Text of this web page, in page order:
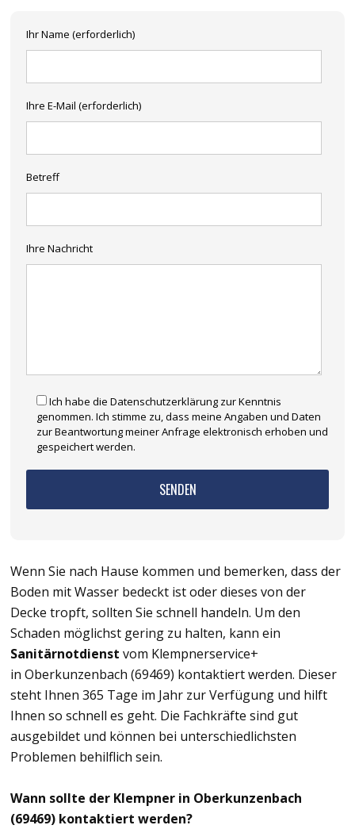
Ihr Name (erforderlich)
Ihre E-Mail (erforderlich)
Betreff
Ihre Nachricht
Ich habe die Datenschutzerklärung zur Kenntnis
genommen. Ich stimme zu, dass meine Angaben und Daten
zur Beantwortung meiner Anfrage elektronisch erhoben und
gespeichert werden.
Wenn Sie nach Hause kommen und bemerken, dass der
Boden mit Wasser bedeckt ist oder dieses von der
Decke tropft, sollten Sie schnell handeln. Um den
Schaden möglichst gering zu halten, kann ein
Sanitärnotdienst vom Klempnerservice+
in Oberkunzenbach (69469) kontaktiert werden. Dieser
steht Ihnen 365 Tage im Jahr zur Verfügung und hilft
Ihnen so schnell es geht. Die Fachkräfte sind gut
ausgebildet und können bei unterschiedlichsten
Problemen behilflich sein.
Wann sollte der Klempner in Oberkunzenbach
(69469) kontaktiert werden?